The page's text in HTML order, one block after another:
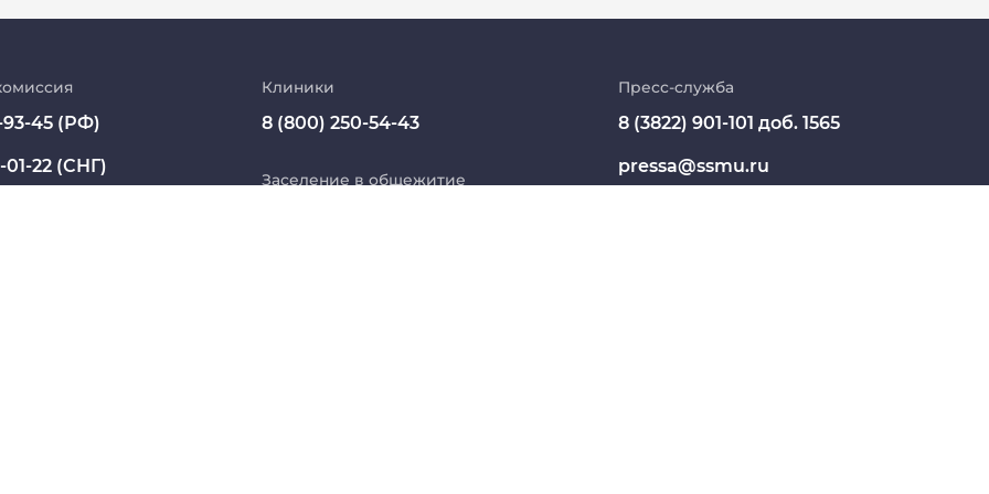
МедКласс
МАСЦ СибГМУ
Научно-медицинская библиотека
Цифровые сервисы
Единая платежная система
Образовательный портал
45 (РФ)
01-22 (СНГ)
Клиники
8 (800) 250-54-43
Заселение в общежитие
Пресс-служба
8 (3822) 901-101 доб. 1565
pressa@ssmu.ru